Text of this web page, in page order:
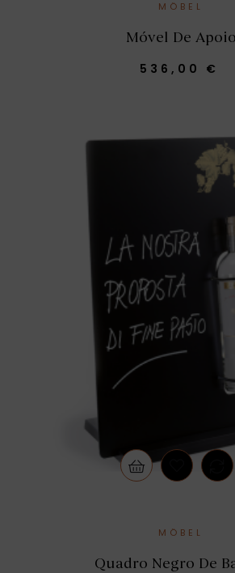
MÖBEL
Móvel De Apoio
536,00 €
MÖBEL
Quadro Negro De